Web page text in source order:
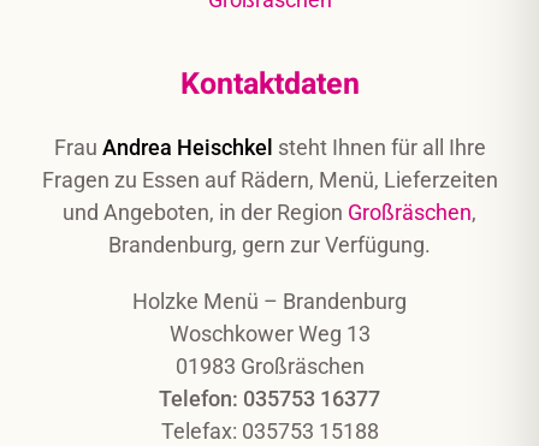
Kontaktdaten
Frau Andrea Heischkel steht Ihnen für all Ihre
Fragen zu Essen auf Rädern, Menü, Lieferzeiten
und Angeboten, in der Region Großräschen,
Brandenburg, gern zur Verfügung.
Holzke Menü – Brandenburg
Woschkower Weg 13
01983 Großräschen
Telefon: 035753 16377
Telefax: 035753 15188